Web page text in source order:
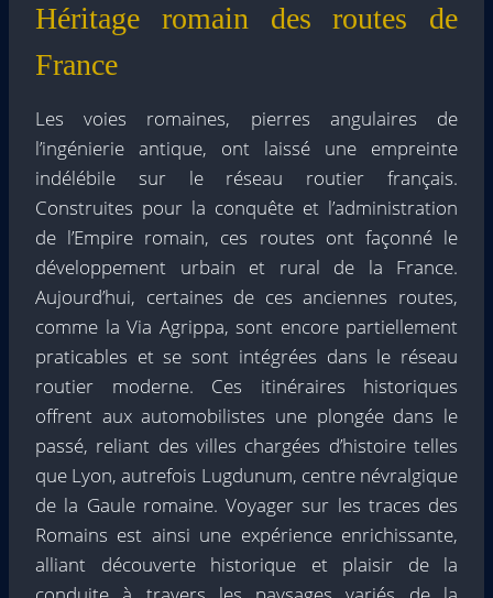
Héritage romain des routes de
France
Les voies romaines, pierres angulaires de
l’ingénierie antique, ont laissé une empreinte
indélébile sur le réseau routier français.
Construites pour la conquête et l’administration
de l’Empire romain, ces routes ont façonné le
développement urbain et rural de la France.
Aujourd’hui, certaines de ces anciennes routes,
comme la Via Agrippa, sont encore partiellement
praticables et se sont intégrées dans le réseau
routier moderne. Ces itinéraires historiques
offrent aux automobilistes une plongée dans le
passé, reliant des villes chargées d’histoire telles
que Lyon, autrefois Lugdunum, centre névralgique
de la Gaule romaine. Voyager sur les traces des
Romains est ainsi une expérience enrichissante,
alliant découverte historique et plaisir de la